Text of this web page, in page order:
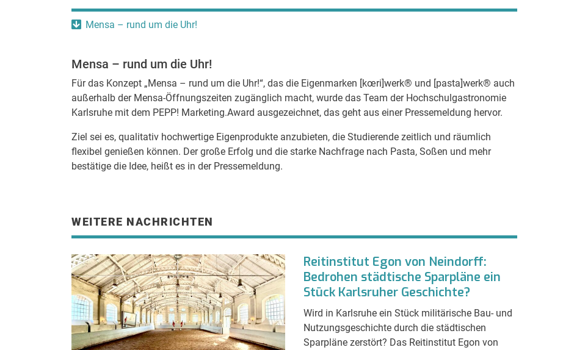
Mensa – rund um die Uhr!
Mensa – rund um die Uhr!
Für das Konzept „Mensa – rund um die Uhr!“, das die Eigenmarken [kœri]werk® und [pasta]werk® auch
außerhalb der Mensa-Öffnungszeiten zugänglich macht, wurde das Team der Hochschulgastronomie
Karlsruhe mit dem PEPP! Marketing.Award ausgezeichnet, das geht aus einer Pressemeldung hervor.
Ziel sei es, qualitativ hochwertige Eigenprodukte anzubieten, die Studierende zeitlich und räumlich
flexibel genießen können. Der große Erfolg und die starke Nachfrage nach Pasta, Soßen und mehr
bestätige die Idee, heißt es in der Pressemeldung.
WEITERE NACHRICHTEN
Reitinstitut Egon von Neindorff:
Bedrohen städtische Sparpläne ein
Stück Karlsruher Geschichte?
Wird in Karlsruhe ein Stück militärische Bau- und
Nutzungsgeschichte durch die städtischen
Sparpläne zerstört? Das Reitinstitut Egon von